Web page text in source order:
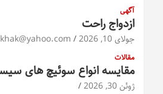
آگهی
ازدواج راحت
جولای 10, 2026
مقالات
مقایسه انواع سوئیچ های
ژوئن 30, 2026